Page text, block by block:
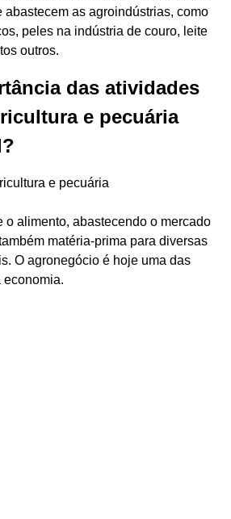
abastecem as agroindústrias, como
peles na indústria de couro, leite
outros.
das atividades
e pecuária
e pecuária
o alimento, abastecendo o mercado
matéria-prima para diversas
O agronegócio é hoje uma das
economia.